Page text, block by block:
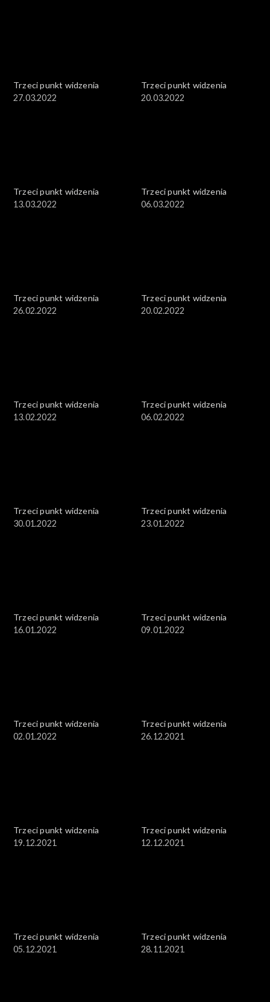
Trzeci punkt widzenia
27.03.2022
Trzeci punkt widzenia
20.03.2022
Trzeci punkt widzenia
13.03.2022
Trzeci punkt widzenia
06.03.2022
Trzeci punkt widzenia
26.02.2022
Trzeci punkt widzenia
20.02.2022
Trzeci punkt widzenia
13.02.2022
Trzeci punkt widzenia
06.02.2022
Trzeci punkt widzenia
30.01.2022
Trzeci punkt widzenia
23.01.2022
Trzeci punkt widzenia
16.01.2022
Trzeci punkt widzenia
09.01.2022
Trzeci punkt widzenia
02.01.2022
Trzeci punkt widzenia
26.12.2021
Trzeci punkt widzenia
19.12.2021
Trzeci punkt widzenia
12.12.2021
Trzeci punkt widzenia
05.12.2021
Trzeci punkt widzenia
28.11.2021